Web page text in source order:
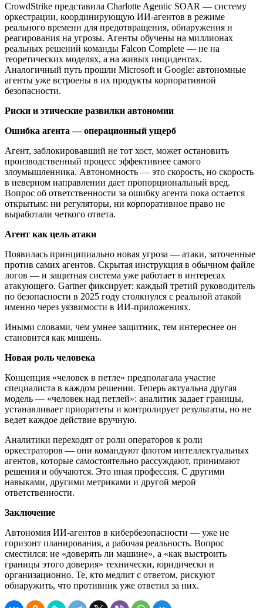
CrowdStrike представила Charlotte Agentic SOAR — систему
оркестрации, координирующую ИИ-агентов в режиме
реального времени для предотвращения, обнаружения и
реагирования на угрозы. Агенты обучены на миллионах
реальных решений команды Falcon Complete — не на
теоретических моделях, а на живых инцидентах.
Аналогичный путь прошли Microsoft и Google: автономные
агенты уже встроены в их продукты корпоративной
безопасности.
Риски и этические развилки автономии
Ошибка агента — операционный ущерб
Агент, заблокировавший не тот хост, может остановить
производственный процесс эффективнее самого
злоумышленника. Автономность — это скорость, но скорость
в неверном направлении дает пропорциональный вред.
Вопрос об ответственности за ошибку агента пока остается
открытым: ни регуляторы, ни корпоративное право не
выработали четкого ответа.
Агент как цель атаки
Появилась принципиально новая угроза — атаки, заточенные
против самих агентов. Скрытая инструкция в обычном файле
логов — и защитная система уже работает в интересах
атакующего. Gartner фиксирует: каждый третий руководитель
по безопасности в 2025 году столкнулся с реальной атакой
именно через уязвимости в ИИ-приложениях.
Иными словами, чем умнее защитник, тем интереснее он
становится как мишень.
Новая роль человека
Концепция «человек в петле» предполагала участие
специалиста в каждом решении. Теперь актуальна другая
модель — «человек над петлей»: аналитик задает границы,
устанавливает приоритеты и контролирует результаты, но не
ведет каждое действие вручную.
Аналитики переходят от роли операторов к роли
оркестраторов — они командуют флотом интеллектуальных
агентов, которые самостоятельно рассуждают, принимают
решения и обучаются. Это иная профессия. С другими
навыками, другими метриками и другой мерой
ответственности.
Заключение
Автономия ИИ-агентов в кибербезопасности — уже не
горизонт планирования, а рабочая реальность. Вопрос
сместился: не «доверять ли машине», а «как выстроить
границы этого доверия» технически, юридически и
организационно. Те, кто медлит с ответом, рискуют
обнаружить, что противник уже ответил за них.